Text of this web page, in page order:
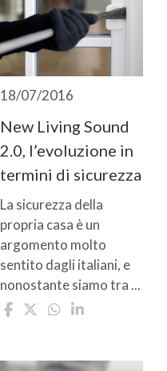
18/07/2016
New Living Sound
2.0, l’evoluzione in
termini di sicurezza
La sicurezza della
propria casa è un
argomento molto
sentito dagli italiani, e
nonostante siamo tra ...